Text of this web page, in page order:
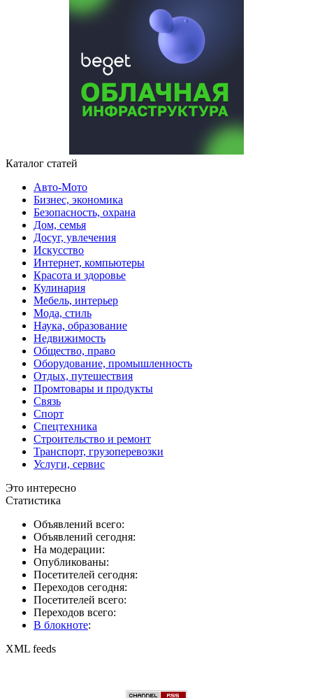
Каталог статей
Авто-Мото
Бизнес, экономика
Безопасность, охрана
Дом, семья
Досуг, увлечения
Искусство
Интернет, компьютеры
Красота и здоровье
Кулинария
Мебель, интерьер
Мода, стиль
Наука, образование
Недвижимость
Общество, право
Оборудование, промышленность
Отдых, путешествия
Промтовары и продукты
Связь
Спорт
Спецтехника
Строительство и ремонт
Транспорт, грузоперевозки
Услуги, сервис
Это интересно
Статистика
Объявлений всего:
Объявлений сегодня:
На модерации:
Опубликованы:
Посетителей сегодня:
Переходов сегодня:
Посетителей всего:
Переходов всего:
В блокноте:
XML feeds